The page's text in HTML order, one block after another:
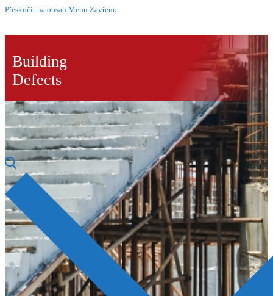
Přeskočit na obsah Menu Zavřeno
Building
Defects